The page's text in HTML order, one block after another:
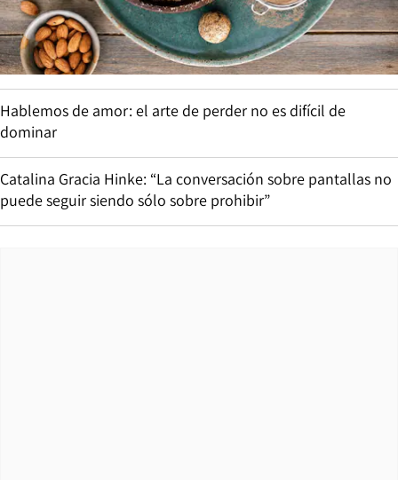
Hablemos de amor: el arte de perder no es difícil de
dominar
Catalina Gracia Hinke: “La conversación sobre pantallas no
puede seguir siendo sólo sobre prohibir”